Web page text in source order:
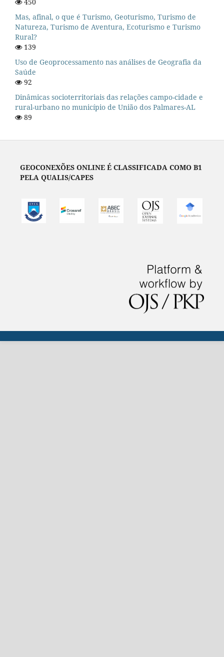
Mas, afinal, o que é Turismo, Geoturismo, Turismo de
Natureza, Turismo de Aventura, Ecoturismo e Turismo
Rural?
139
Uso de Geoprocessamento nas análises de Geografia da
Saúde
92
Dinâmicas socioterritoriais das relações campo-cidade e
rural-urbano no município de União dos Palmares-AL
89
GEOCONEXÕES ONLINE É CLASSIFICADA COMO B1
PELA QUALIS/CAPES